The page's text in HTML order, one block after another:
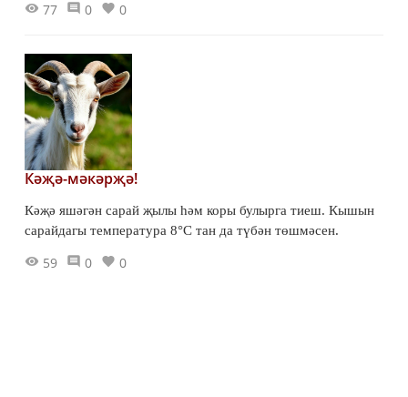
77 0 0
Кәҗә-мәкәрҗә!
Кәҗә яшәгән сарай җылы һәм коры булырга тиеш. Кышын
сарайдагы температура 8°С тан да түбән төшмәсен.
59 0 0